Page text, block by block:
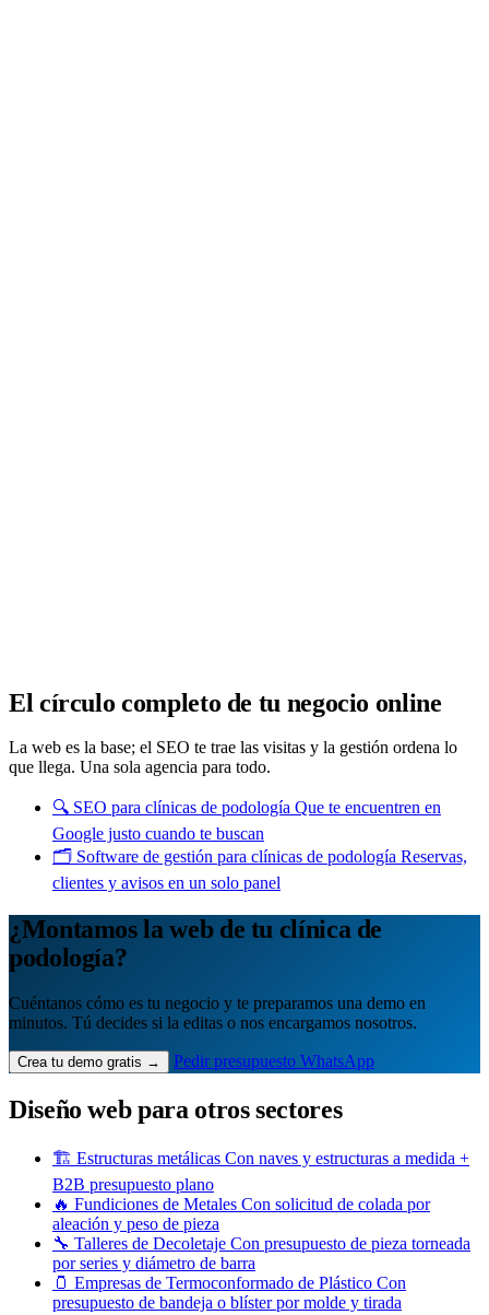
El círculo completo de tu negocio online
La web es la base; el SEO te trae las visitas y la gestión ordena lo
que llega. Una sola agencia para todo.
🔍 SEO para clínicas de podología Que te encuentren en
Google justo cuando te buscan
🗂️ Software de gestión para clínicas de podología Reservas,
clientes y avisos en un solo panel
¿Montamos la web de tu clínica de
podología?
Cuéntanos cómo es tu negocio y te preparamos una demo en
minutos. Tú decides si la editas o nos encargamos nosotros.
Crea tu demo gratis → Pedir presupuesto WhatsApp
Diseño web para otros sectores
🏗️ Estructuras metálicas Con naves y estructuras a medida +
B2B presupuesto plano
🔥 Fundiciones de Metales Con solicitud de colada por
aleación y peso de pieza
🔧 Talleres de Decoletaje Con presupuesto de pieza torneada
por series y diámetro de barra
🫙 Empresas de Termoconformado de Plástico Con
presupuesto de bandeja o blíster por molde y tirada